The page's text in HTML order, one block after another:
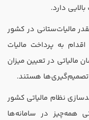
دارد.
مالیات‌ستانی در کشور
به پرداخت مالیات
مالیاتی در تعیین میزان
تصمیم‌گیری‌ها هستند.
نظام مالیاتی کشور
همه‌چیز در سامانه‌ها